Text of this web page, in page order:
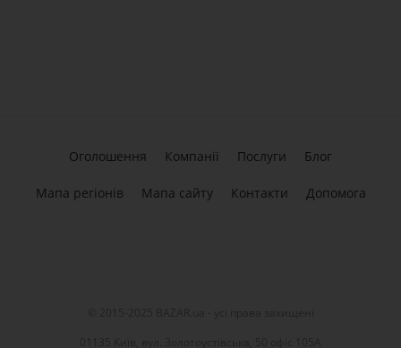
Оголошення Компанії Послуги Блог
Мапа регіонів Мапа сайту Контакти Допомога